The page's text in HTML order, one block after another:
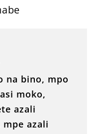
na bino, mpo
moko,
azali
azali